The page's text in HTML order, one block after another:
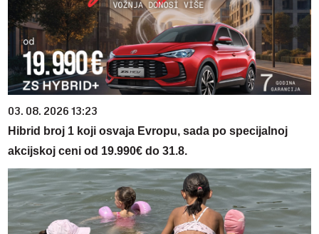
03. 08. 2026 13:23
Hibrid broj 1 koji osvaja Evropu, sada po specijalnoj
akcijskoj ceni od 19.990€ do 31.8.